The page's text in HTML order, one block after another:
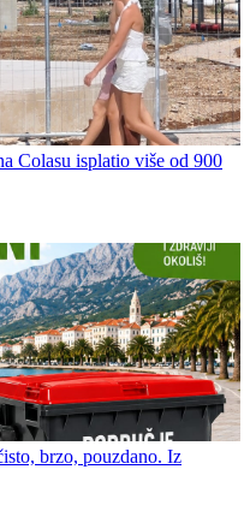
Colasu isplatio više od 900
brzo, pouzdano. Iz